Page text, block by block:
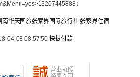
；
南华天国旅张家界国际旅行社 张家界住宿
04-08 08:57:50 快捷付款
营业执照